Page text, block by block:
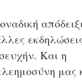
Και η
μας